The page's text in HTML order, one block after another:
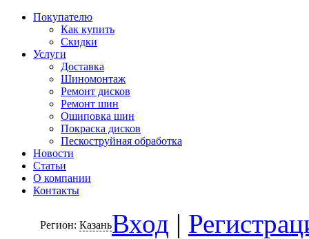
Покупателю
Как купить
Скидки
Услуги
Доставка
Шиномонтаж
Ремонт дисков
Ремонт шин
Ошиповка шин
Покраска дисков
Пескоструйная обработка
Новости
Статьи
О компании
Контакты
Регион: КазаньВход |